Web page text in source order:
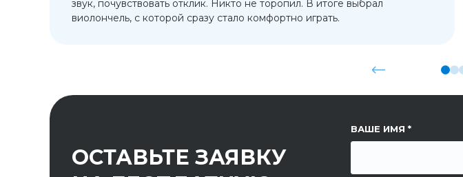
звук, почувствовать отклик. Никто не торопил. В итоге выбрал
виолончель, с которой сразу стало комфортно играть.
ОСТАВЬТЕ ЗАЯВКУ
ВАШЕ ИМЯ
ССЫЛКА НА СТРАНИЦУ